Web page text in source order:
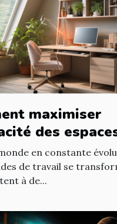
maximiser
des
les
en constante
de travail se
à de...